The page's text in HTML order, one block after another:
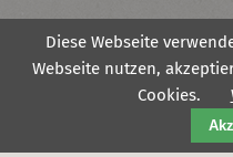
Diese Webseite
Webseite nutzen,
Cookies.